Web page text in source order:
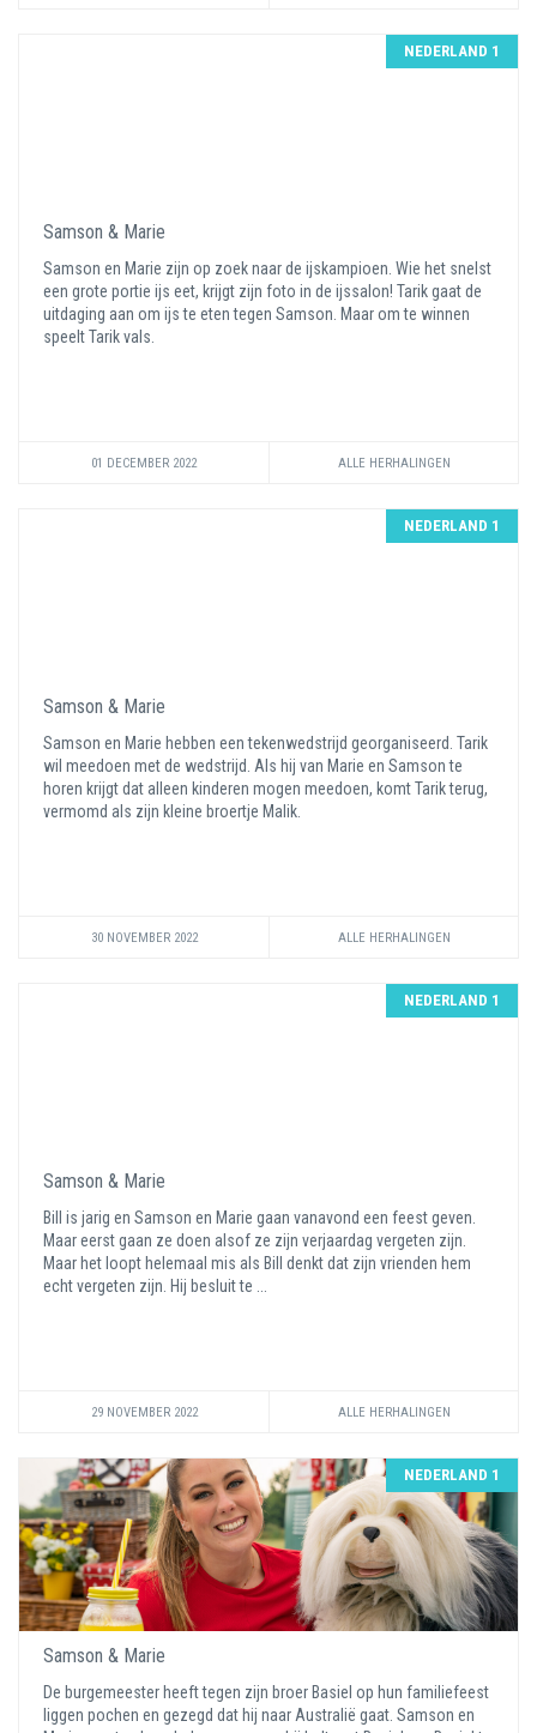
NEDERLAND 1
Samson & Marie
Samson en Marie zijn op zoek naar de ijskampioen. Wie het snelst
een grote portie ijs eet, krijgt zijn foto in de ijssalon! Tarik gaat de
uitdaging aan om ijs te eten tegen Samson. Maar om te winnen
speelt Tarik vals.
01 DECEMBER 2022 ALLE HERHALINGEN
NEDERLAND 1
Samson & Marie
Samson en Marie hebben een tekenwedstrijd georganiseerd. Tarik
wil meedoen met de wedstrijd. Als hij van Marie en Samson te
horen krijgt dat alleen kinderen mogen meedoen, komt Tarik terug,
vermomd als zijn kleine broertje Malik.
30 NOVEMBER 2022 ALLE HERHALINGEN
NEDERLAND 1
Samson & Marie
Bill is jarig en Samson en Marie gaan vanavond een feest geven.
Maar eerst gaan ze doen alsof ze zijn verjaardag vergeten zijn.
Maar het loopt helemaal mis als Bill denkt dat zijn vrienden hem
echt vergeten zijn. Hij besluit te ...
29 NOVEMBER 2022 ALLE HERHALINGEN
NEDERLAND 1
Samson & Marie
De burgemeester heeft tegen zijn broer Basiel op hun familiefeest
liggen pochen en gezegd dat hij naar Australië gaat. Samson en